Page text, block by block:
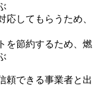
してもらうため、
を節約するため、燃
頼できる事業者と出